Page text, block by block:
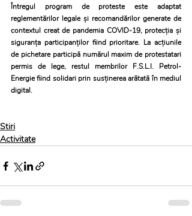
Întregul program de proteste este adaptat
reglementărilor legale și recomandărilor generate de
contextul creat de pandemia COVID-19, protecția și
siguranța participanților fiind prioritare. La acțiunile
de pichetare participă numărul maxim de protestatari
permis de lege, restul membrilor F.S.L.I. Petrol-
Energie fiind solidari prin susținerea arătată în mediul
digital.
Stiri
Activitate